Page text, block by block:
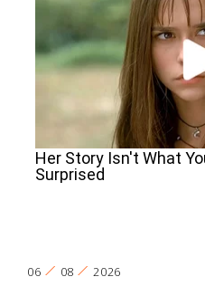
06 08 2026